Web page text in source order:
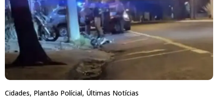
Cidades, Plantão Polícial, Últimas Notícias